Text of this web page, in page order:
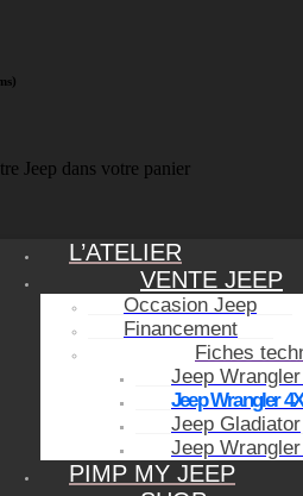
Jeep dans votre panier
L’ATELIER
VENTE JEEP
Occasion Jeep
Financement
Fiches
Jeep
Jeep Wrangler
Jeep Gladiator
Jeep
PIMP MY JEEP